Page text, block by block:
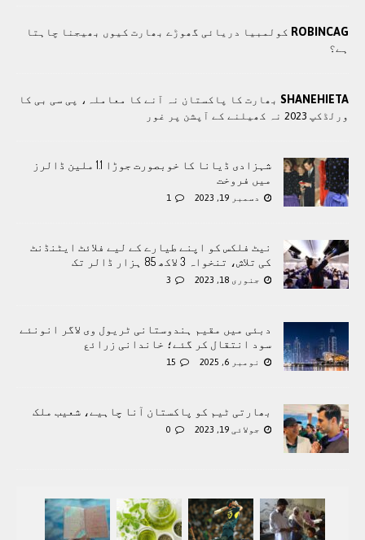
ROBINCAG کولمبیا دریائی گھوڑے بھارت کیوں بھیجنا چاہتا
ہے؟
SHANEHIETA بھارت کا پاکستان نہ آنے کا معاملہ، پی سی بی کا
ورلڈکپ 2023 نہ کھیلنے کے آپشن پر غور
شہزادی ڈیانا کا خوبصورت جوڑا 1.1 ملین ڈالرز
میں فروخت
دسمبر 19, 2023 1
نیٹ فلکس کو اپنے طیارے کے لیے فلائٹ ایٹنڈنٹ
کی تلاش، تنخواہ 3 لاکھ 85 ہزار ڈالر تک
جنوری 18, 2023 3
دبئی میں مقیم ہندوستانی ٹریول وی لاگر انونئے
سود انتقال کر گئے؛ خاندانی زرائع
نومبر 6, 2025 15
بھارتی ٹیم کو پاکستان آنا چاہیے، شعیب ملک
جولائی 19, 2023 0